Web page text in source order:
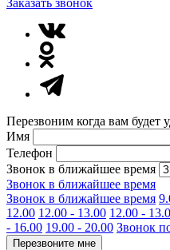
Заказать звонок
Перезвоним когда вам будет
Имя
Телефон
Звонок в ближайшее время
Звонок в ближайшее время
Звонок в ближайшее время
12.00 12.00 - 13.00 12.00 -
- 16.00 19.00 - 20.00 Звонок
Перезвоните мне